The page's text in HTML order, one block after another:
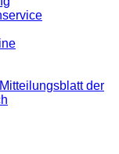
der